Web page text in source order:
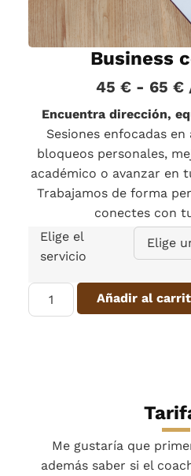
Business
45 € - 65 €
Encuentra dirección,
Sesiones enfocadas
bloqueos personales,
académico o avanzar en
Trabajamos de forma
conectes con
Elige el
servicio
Añadir al
Me gustaría que
además saber si el